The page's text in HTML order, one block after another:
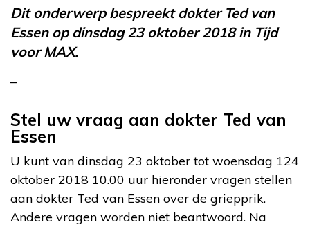
Dit onderwerp bespreekt dokter Ted van
Essen op dinsdag 23 oktober 2018 in Tijd
voor MAX.
–
Stel uw vraag aan dokter Ted van
Essen
U kunt van dinsdag 23 oktober tot woensdag 124
oktober 2018 10.00 uur hieronder vragen stellen
aan dokter Ted van Essen over de griepprik.
Andere vragen worden niet beantwoord. Na